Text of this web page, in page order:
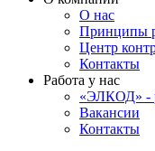
О нас
Принципы
Центр
Контакты
Работа у нас
«ЭЛКОД» -
Вакансии
Контакты